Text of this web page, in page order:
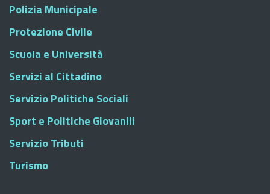
Polizia Municipale
Protezione Civile
Scuola e Università
Servizi al Cittadino
Servizio Politiche Sociali
Sport e Politiche Giovanili
Servizio Tributi
Turismo